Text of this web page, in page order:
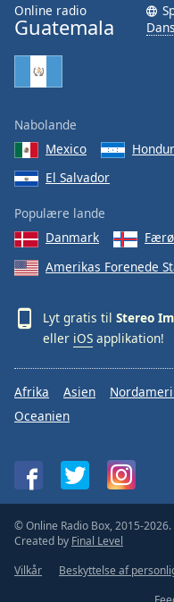
Online radio
Guatemala
Nabolande
Mexico
El Salvador
Populære lande
Danmark
Amerikas Forenede
Lyt gratis til Stereo
eller iOS applikation!
Afrika Asien
Oceanien
© Online Radio Box, 2015-2026.
Created by Final Level
Vilkår
Beskyttelse af